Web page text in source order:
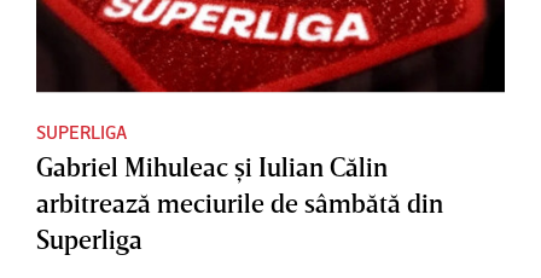
SUPERLIGA
Gabriel Mihuleac şi Iulian Călin
arbitrează meciurile de sâmbătă din
Superliga